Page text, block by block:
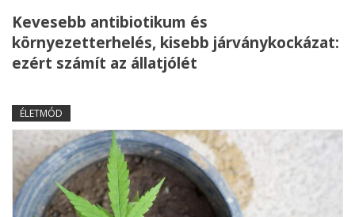
Kevesebb antibiotikum és
környezetterhelés, kisebb járványkockázat:
ezért számít az állatjólét
ÉLETMÓD